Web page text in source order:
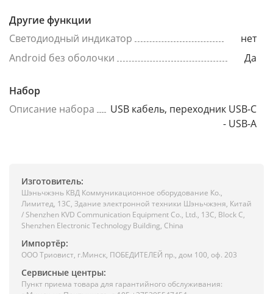
Другие функции
Светодиодный индикатор
нет
Android без оболочки
Да
Набор
Описание набора
USB кабель, переходник USB-C
- USB-A
Изготовитель:
Шэньчжэнь КВД Коммуникационное оборудование Ко.,
Лимитед, 13C, Здание электронной техники Шэньчжэня, Китай
/ Shenzhen KVD Communication Equipment Co., Ltd., 13C, Block C,
Shenzhen Electronic Technology Building, China
Импортёр:
ООО Триовист, г.Минск, ПОБЕДИТЕЛЕЙ пр., дом 100, оф. 203
Сервисные центры:
Пункт приема товара для гарантийного обслуживания: